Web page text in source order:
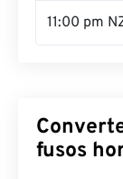
11:00 pm
fusos